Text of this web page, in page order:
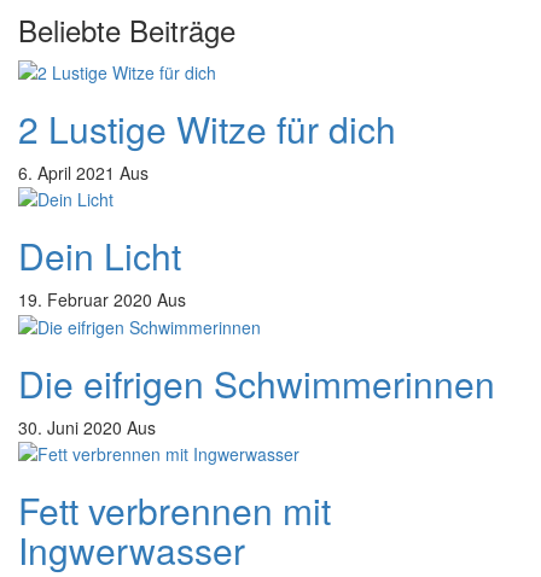
Beliebte Beiträge
2 Lustige Witze für dich
6. April 2021 Aus
Dein Licht
19. Februar 2020 Aus
Die eifrigen Schwimmerinnen
30. Juni 2020 Aus
Fett verbrennen mit
Ingwerwasser